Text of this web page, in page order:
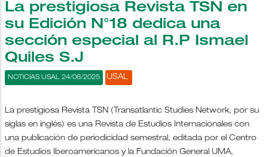
La prestigiosa Revista TSN en
su Edición N°18 dedica una
sección especial al R.P Ismael
Quiles S.J
USAL
NOTICIAS USAL 24/06/2025
La prestigiosa Revista TSN (Transatlantic Studies Network, por su
siglas en inglés) es una Revista de Estudios Internacionales con
una publicación de periodicidad semestral, editada por el Centro
de Estudios Iberoamericanos y la Fundación General UMA,